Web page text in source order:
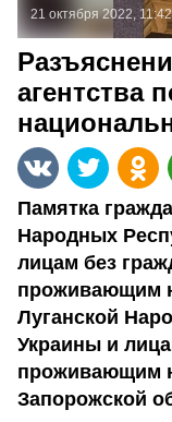
21 октября 2022, 11:42
агентства
Памятка
Народных
лицам без
проживающим
Луганской
Украины и
проживающим
Запорожской